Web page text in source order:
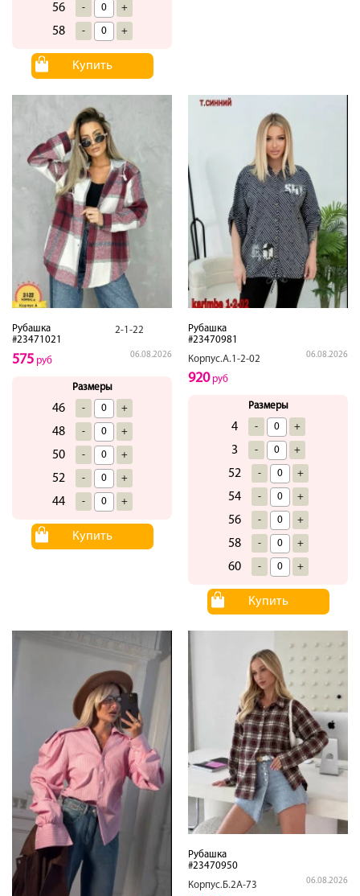
56 - +
58 - +
Купить
Рубашка
#23471021
2-1-22
06.08.2026
575 руб
Размеры
46 - +
48 - +
50 - +
52 - +
44 - +
Купить
Рубашка
#23470981
Корпус.А.1-2-02
06.08.2026
920руб
Размеры
4 - +
3 - +
52 - +
54 - +
56 - +
58 - +
60 - +
Купить
Рубашка
#23470950
Корпус.Б.2А-73
06.08.2026